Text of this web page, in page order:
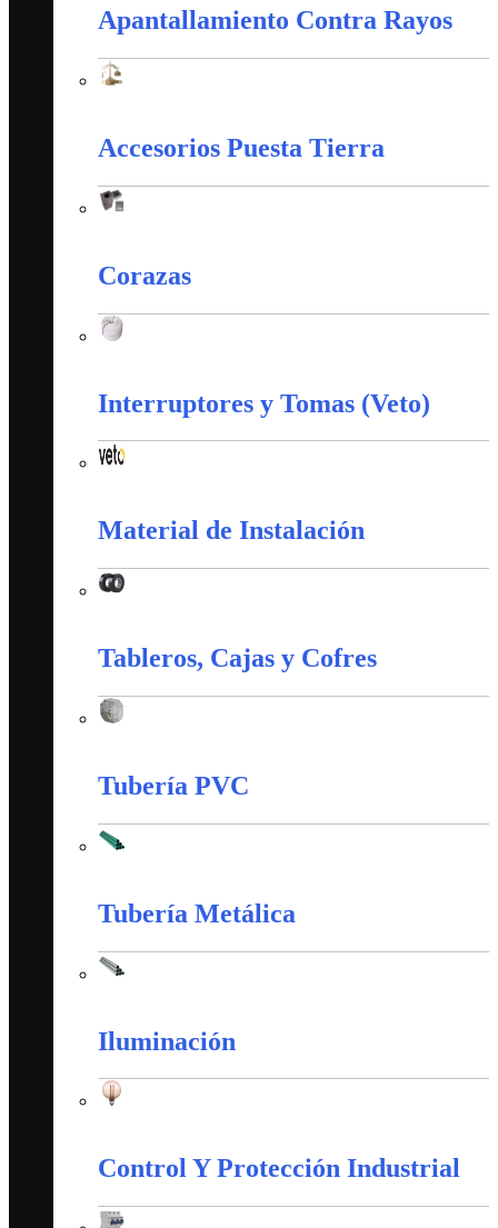
Apantallamiento Contra Rayos
Accesorios Puesta Tierra
Corazas
Interruptores y Tomas (Veto)
Material de Instalación
Tableros, Cajas y Cofres
Tubería PVC
Tubería Metálica
Iluminación
Control Y Protección Industrial